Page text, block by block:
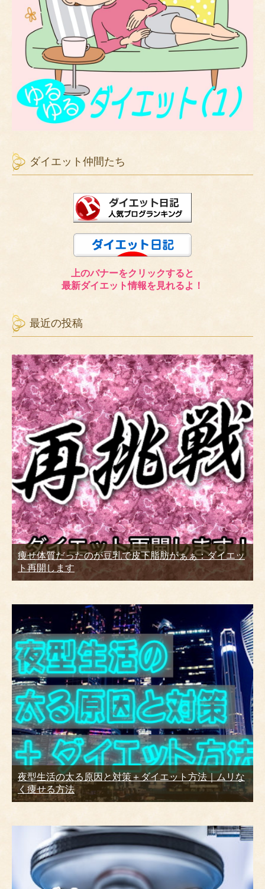
ダイエット仲間たち
上のバナーをクリックすると
最新ダイエット情報を見れるよ！
最近の投稿
痩せ体質だったのが豆乳で皮下脂肪がぁぁ：ダイエッ
ト再開します
夜型生活の太る原因と対策＋ダイエット方法｜ムリな
く痩せる方法